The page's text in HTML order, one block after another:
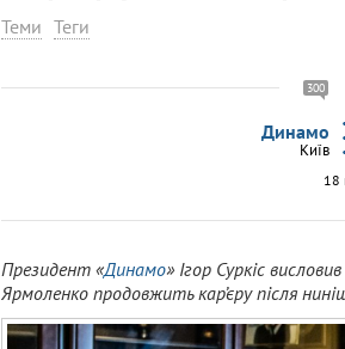
Теми Теги
300
Динамо
Київ
18
Президент «Динамо» Ігор Суркіс
Ярмоленко продовжить кар’єру після